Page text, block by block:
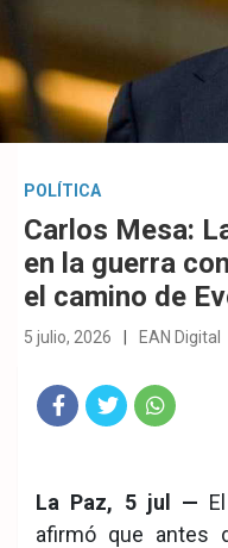
POLÍTICA
Carlos Mesa:
en la guerra
el camino de
5 julio, 2026 EAN Digital
ook
tsA
pp
La Paz, 5 jul —
afirmó que antes